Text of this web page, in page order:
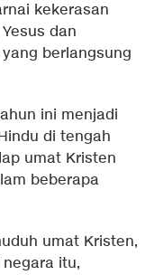
kekerasan
dan
berlangsung
ini menjadi
di tengah
umat Kristen
beberapa
umat Kristen,
itu,